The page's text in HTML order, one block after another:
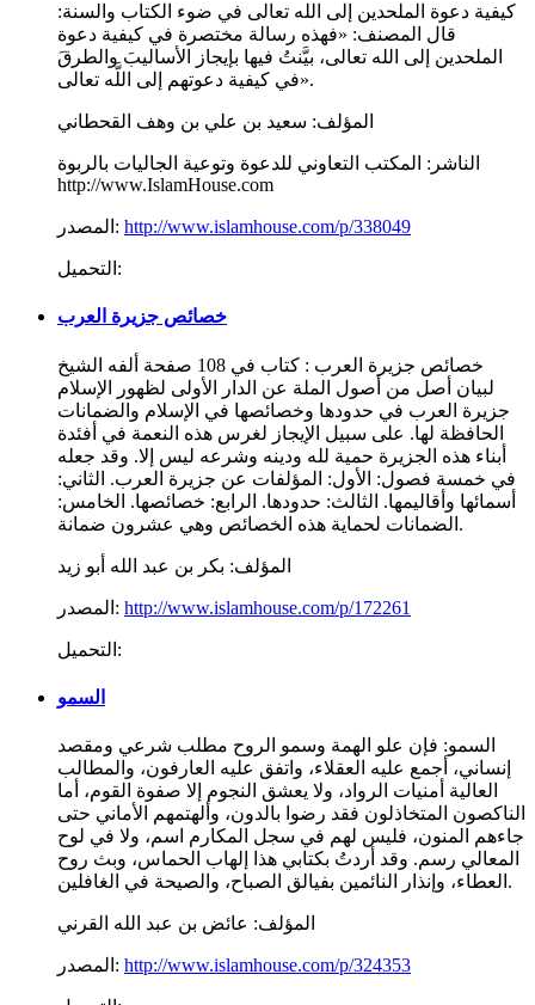
كيفية دعوة الملحدين إلى الله تعالى في ضوء الكتاب والسنة:
قال المصنف: «فهذه رسالة مختصرة في كيفية دعوة
الملحدين إلى الله تعالى، بيَّنتُ فيها بإيجاز الأساليبَ والطرقَ
في كيفية دعوتهم إلى اللَّه تعالى».
المؤلف: سعيد بن علي بن وهف القحطاني
الناشر: المكتب التعاوني للدعوة وتوعية الجاليات بالربوة
http://www.IslamHouse.com
المصدر: http://www.islamhouse.com/p/338049
التحميل:
خصائص جزيرة العرب
خصائص جزيرة العرب : كتاب في 108 صفحة ألفه الشيخ
لبيان أصل من أصول الملة عن الدار الأولى لظهور الإسلام
جزيرة العرب في حدودها وخصائصها في الإسلام والضمانات
الحافظة لها. على سبيل الإيجاز لغرس هذه النعمة في أفئدة
أبناء هذه الجزيرة حمية لله ودينه وشرعه ليس إلا. وقد جعله
في خمسة فصول: الأول: المؤلفات عن جزيرة العرب. الثاني:
أسمائها وأقاليمها. الثالث: حدودها. الرابع: خصائصها. الخامس:
الضمانات لحماية هذه الخصائص وهي عشرون ضمانة.
المؤلف: بكر بن عبد الله أبو زيد
المصدر: http://www.islamhouse.com/p/172261
التحميل:
السمو
السمو: فإن علو الهمة وسمو الروح مطلب شرعي ومقصد
إنساني، أجمع عليه العقلاء، واتفق عليه العارفون، والمطالب
العالية أمنيات الرواد، ولا يعشق النجوم إلا صفوة القوم، أما
الناكصون المتخاذلون فقد رضوا بالدون، وألهتمهم الأماني حتى
جاءهم المنون، فليس لهم في سجل المكارم اسم، ولا في لوح
المعالي رسم. وقد أردتُ بكتابي هذا إلهاب الحماس، وبث روح
العطاء، وإنذار النائمين بفيالق الصباح، والصيحة في الغافلين.
المؤلف: عائض بن عبد الله القرني
المصدر: http://www.islamhouse.com/p/324353